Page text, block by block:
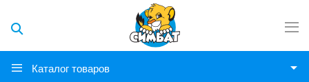
Каталог товаров